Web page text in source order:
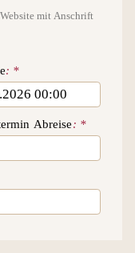
mit Anschrift
Abreise